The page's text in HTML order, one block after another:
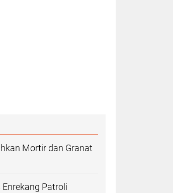
Mortir dan Granat
Patroli